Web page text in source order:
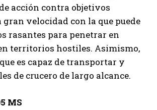
acción contra objetivos
velocidad con la que puede
rasantes para penetrar en
territorios hostiles. Asimismo,
es capaz de transportar y
de crucero de largo alcance.
MS